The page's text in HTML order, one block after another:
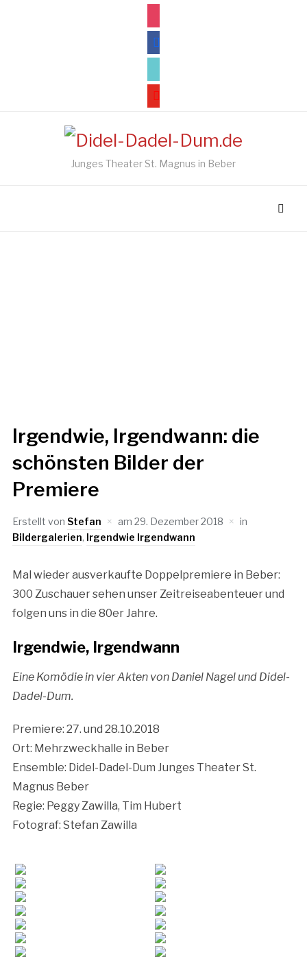
facebook
youtube
Junges Theater St. Magnus in Beber
Irgendwie, Irgendwann: die
schönsten Bilder der
Premiere
Erstellt von Stefan am 29. Dezember 2018
in
Bildergalerien, Irgendwie Irgendwann
Mal wieder ausverkaufte Doppelpremiere in Beber:
300 Zuschauer sehen unser Zeitreiseabenteuer und
folgen uns in die 80er Jahre.
Irgendwie, Irgendwann
Eine Komödie in vier Akten von Daniel Nagel und Didel-
Dadel-Dum.
Premiere: 27. und 28.10.2018
Ort: Mehrzweckhalle in Beber
Ensemble: Didel-Dadel-Dum Junges Theater St.
Magnus Beber
Regie: Peggy Zawilla, Tim Hubert
Fotograf: Stefan Zawilla